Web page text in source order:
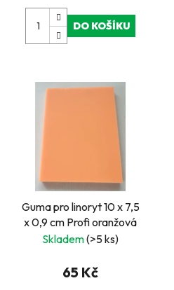
DO KOŠÍKU
Guma pro linoryt 10 x 7,5
x 0,9 cm Profi oranžová
Skladem(>5 ks)
65 Kč